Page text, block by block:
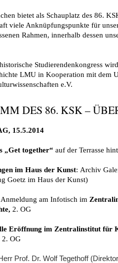
bietet als Schauplatz des 86.
viele Anknüpfungspunkte für
Rahmen, innerhalb dessen
Studierendenkongress
LMU in Kooperation mit dem
e.V.
DES 86. KSK –
15.5.2014
„Get together“ auf der Terrasse
im Haus der Kunst: Archiv
Goetz im Haus der Kunst)
am Infotisch im
2. OG
Eröffnung im Zentralinstitut für
2. OG
Prof. Dr. Wolf Tegethoff